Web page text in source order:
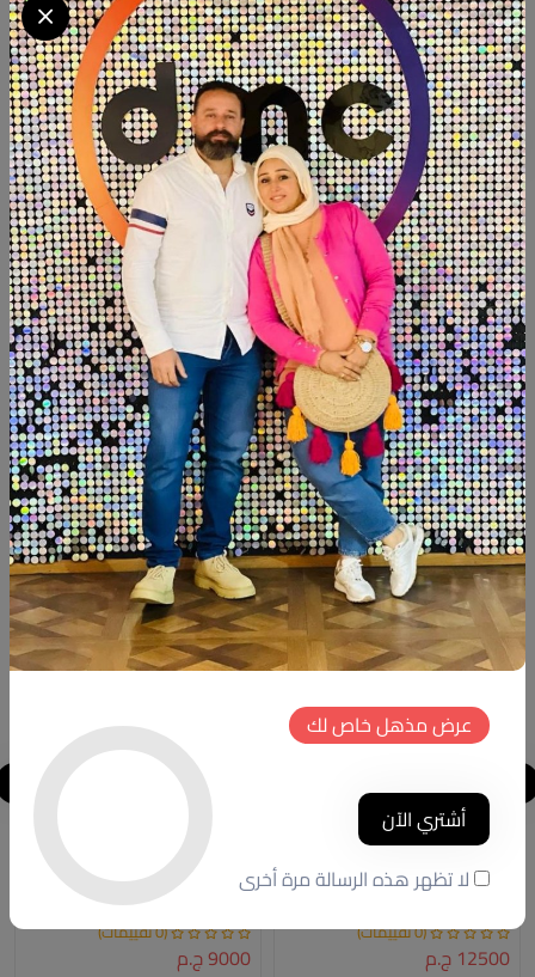
الكمية
أضف الى السلة أشتري الآن
شارك:
وصف
التقييمات (0)
بوفيه خشب ام دي اف اسباني قوايم عزيزي دهانات:تشوك بينت
مقاس: ١٥٠×٤٠سم ارتفاع:متر
منتجات شبيهة
جديد
ترابيزه الاريكه
كود المنتج:ST.01
(0 تقييمات)
12500 ج.م
خصم
جديد
CONSOLE
كود المنتج:NTC.77
(0 تقييمات)
9000 ج.م
عرض مذهل خاص لك
أشتري الآن
لا تظهر هذه الرسالة مرة أخرى